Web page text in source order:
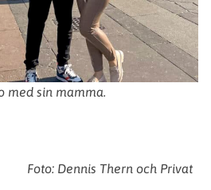
med sin mamma.
Foto: Dennis Thern och Privat